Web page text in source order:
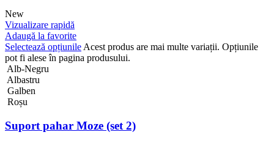
New
Vizualizare rapidă
Adaugă la favorite
Selectează opțiunile Acest produs are mai multe variații. Opțiunile
pot fi alese în pagina produsului.
Alb-Negru
Albastru
Galben
Roșu
Suport pahar Moze (set 2)